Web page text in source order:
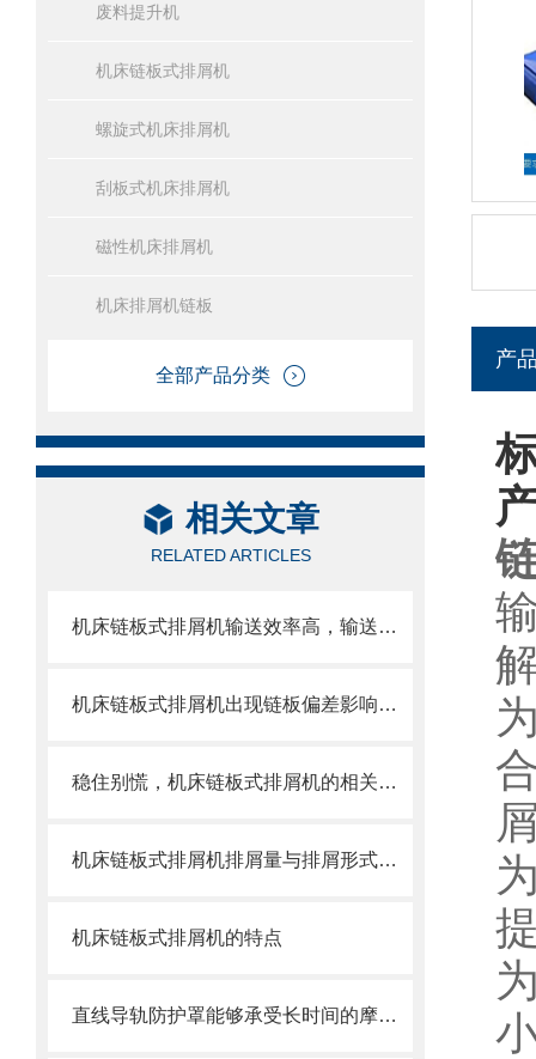
废料提升机
机床链板式排屑机
螺旋式机床排屑机
刮板式机床排屑机
磁性机床排屑机
机床排屑机链板
全部产品分类
相关文章
RELATED ARTICLES
机床链板式排屑机输送效率高，输送速度选择范围大
机床链板式排屑机出现链板偏差影响效率了怎么办？
稳住别慌，机床链板式排屑机的相关信息马上来
机床链板式排屑机排屑量与排屑形式有很大关系
机床链板式排屑机的特点
直线导轨防护罩能够承受长时间的摩擦和冲击
产